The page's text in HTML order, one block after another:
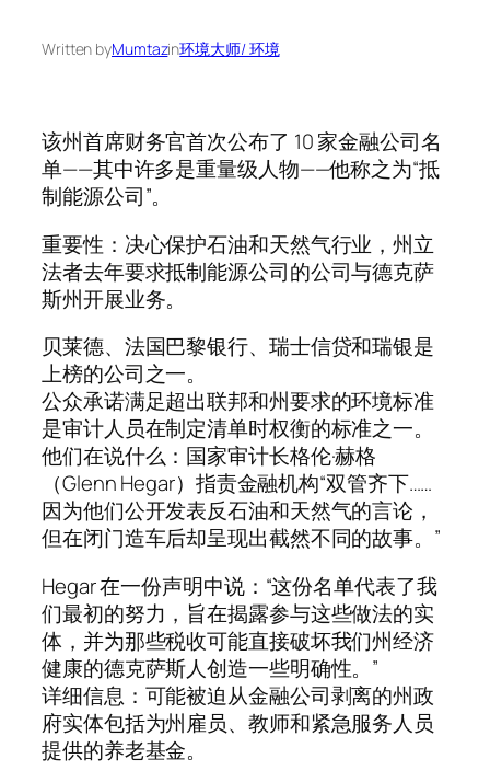
Written byMumtazin环境大师/ 环境
该州首席财务官首次公布了 10 家金融公司名
单——其中许多是重量级人物——他称之为“抵
制能源公司”。
重要性：决心保护石油和天然气行业，州立
法者去年要求抵制能源公司的公司与德克萨
斯州开展业务。
贝莱德、法国巴黎银行、瑞士信贷和瑞银是
上榜的公司之一。
公众承诺满足超出联邦和州要求的环境标准
是审计人员在制定清单时权衡的标准之一。
他们在说什么：国家审计长格伦·赫格
（Glenn Hegar）指责金融机构“双管齐下……
因为他们公开发表反石油和天然气的言论，
但在闭门造车后却呈现出截然不同的故事。”
Hegar 在一份声明中说：“这份名单代表了我
们最初的努力，旨在揭露参与这些做法的实
体，并为那些税收可能直接破坏我们州经济
健康的德克萨斯人创造一些明确性。”
详细信息：可能被迫从金融公司剥离的州政
府实体包括为州雇员、教师和紧急服务人员
提供的养老基金。